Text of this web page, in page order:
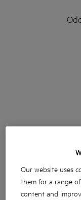
Our website uses
them for a range
content and